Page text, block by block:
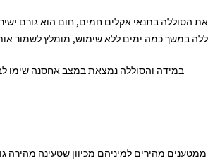
הסוללה בתנאי אקלים חמים, חום הוא גורם
במשך כמה ימים ללא שימוש, מומלץ לשמור
במידה והסוללה נמצאת במצב אחסנה שימו
ממטענים מהירים למיניהם מכיוון שטעינה